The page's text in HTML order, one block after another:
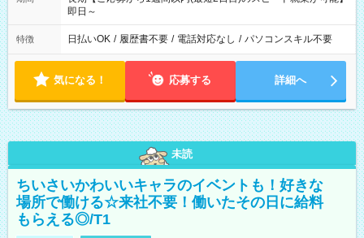
即日～
特徴 日払いOK / 履歴書不要 / 電話対応なし / パソコンスキル不要
気になる！ 応募する 詳細へ
未読
ちいさいかわいいキャラのイベントも！好きな
場所で働ける☆来社不要！働いたその日に給料
もらえる◎/T1